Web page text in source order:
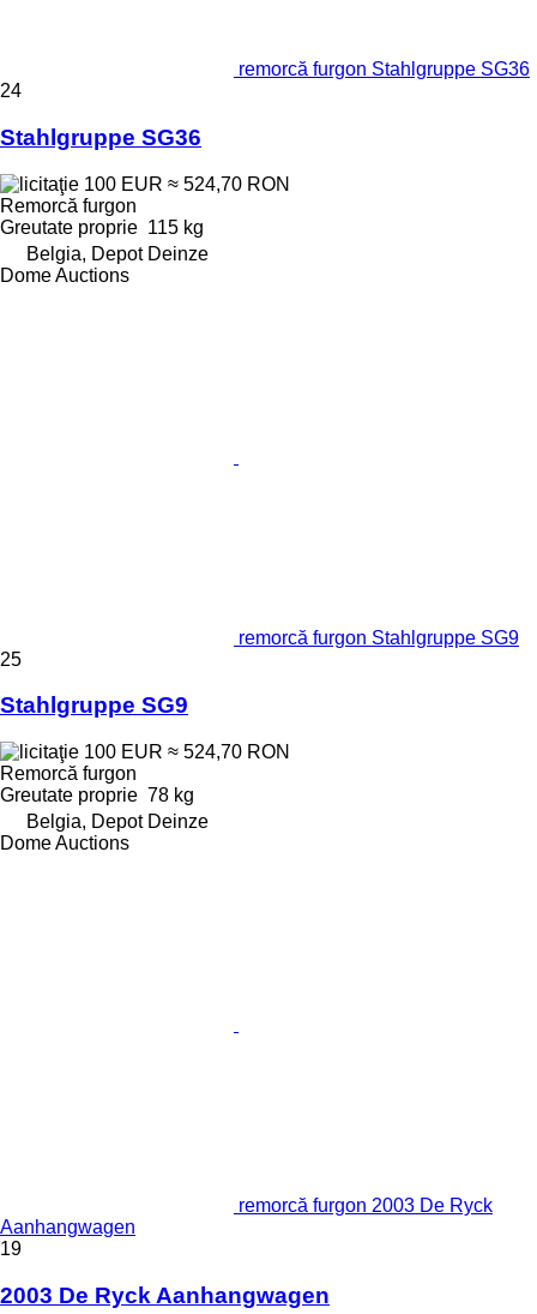
remorcă furgon Stahlgruppe SG36
24
Stahlgruppe SG36
100 EUR ≈ 524,70 RON
Remorcă furgon
Greutate proprie 115 kg
Belgia, Depot Deinze
Dome Auctions
remorcă furgon Stahlgruppe SG9
25
Stahlgruppe SG9
100 EUR ≈ 524,70 RON
Remorcă furgon
Greutate proprie 78 kg
Belgia, Depot Deinze
Dome Auctions
remorcă furgon 2003 De Ryck
Aanhangwagen
19
2003 De Ryck Aanhangwagen